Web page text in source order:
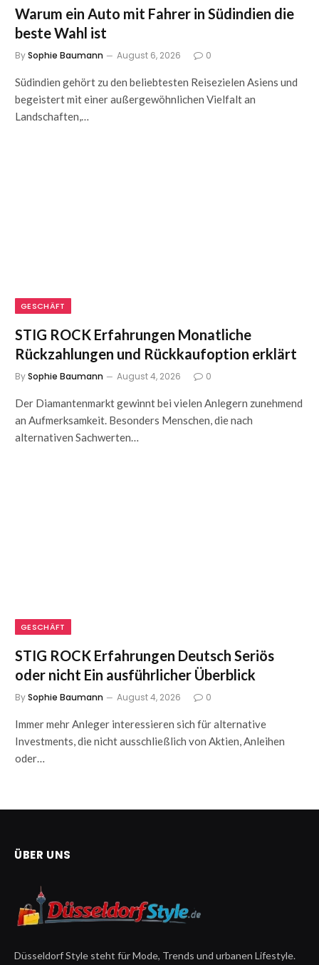
Warum ein Auto mit Fahrer in Südindien die
beste Wahl ist
BySophie Baumann August 6, 2026 0
Südindien gehört zu den beliebtesten Reisezielen Asiens und
begeistert mit einer außergewöhnlichen Vielfalt an
Landschaften,…
GESCHÄFT
STIG ROCK Erfahrungen Monatliche
Rückzahlungen und Rückkaufoption erklärt
BySophie Baumann August 4, 2026 0
Der Diamantenmarkt gewinnt bei vielen Anlegern zunehmend
an Aufmerksamkeit. Besonders Menschen, die nach
alternativen Sachwerten…
GESCHÄFT
STIG ROCK Erfahrungen Deutsch Seriös
oder nicht Ein ausführlicher Überblick
BySophie Baumann August 4, 2026 0
Immer mehr Anleger interessieren sich für alternative
Investments, die nicht ausschließlich von Aktien, Anleihen
oder…
ÜBER UNS
Düsseldorf Style steht für Mode, Trends und urbanen Lifestyle.